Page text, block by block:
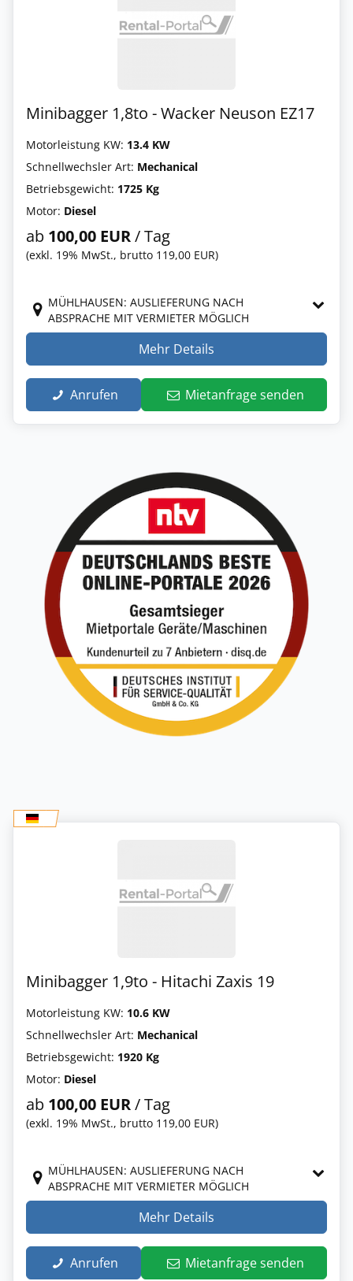
Minibagger 1,8to - Wacker Neuson EZ17
Motorleistung KW: 13.4 KW
Schnellwechsler Art: Mechanical
Betriebsgewicht: 1725 Kg
Motor: Diesel
ab 100,00 EUR/ Tag
(exkl. 19% MwSt., brutto 119,00 EUR)
MÜHLHAUSEN: AUSLIEFERUNG NACH
ABSPRACHE MIT VERMIETER MÖGLICH
Mehr Details
Anrufen Mietanfrage senden
Minibagger 1,9to - Hitachi Zaxis 19
Motorleistung KW: 10.6 KW
Schnellwechsler Art: Mechanical
Betriebsgewicht: 1920 Kg
Motor: Diesel
ab 100,00 EUR/ Tag
(exkl. 19% MwSt., brutto 119,00 EUR)
MÜHLHAUSEN: AUSLIEFERUNG NACH
ABSPRACHE MIT VERMIETER MÖGLICH
Mehr Details
Anrufen Mietanfrage senden